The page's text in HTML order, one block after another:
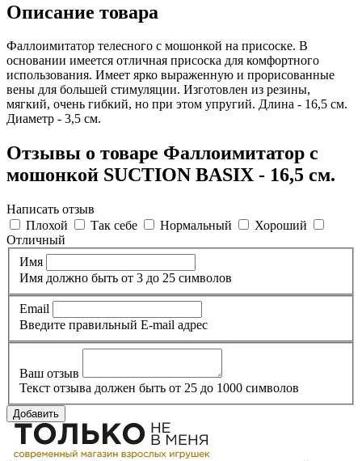
Описание товара
Фаллоимитатор телесного с мошонкой на присоске. В
основании имеется отличная присоска для комфортного
использования. Имеет ярко выраженную и прорисованные
вены для большей стимуляции. Изготовлен из резины,
мягкий, очень гибкий, но при этом упругий. Длина - 16,5 см.
Диаметр - 3,5 см.
Отзывы о товаре Фаллоимитатор с
мошонкой SUCTION BASIX - 16,5 см.
Написать отзыв
Плохой
Так себе Нормальный
Хороший
Отличный
Имя
Имя должно быть от 3 до 25 символов
Email
Введите правильный E-mail адрес
Ваш отзыв
Текст отзыва должен быть от 25 до 1000 символов
Добавить